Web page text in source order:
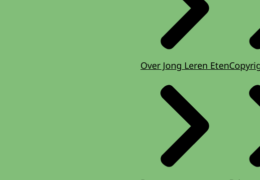
Over Jong Leren Eten